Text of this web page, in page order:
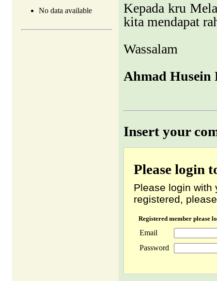
No data available
Kepada kru
kita mendapat
Wassalam
Ahmad Husein
Insert your
Please login
Please login with
registered,
Registered member please
Email
Password